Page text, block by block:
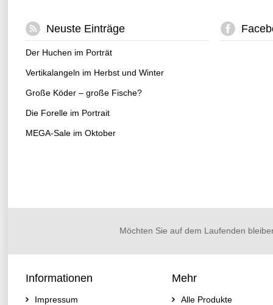
Neuste Einträge
Der Huchen im Porträt
Vertikalangeln im Herbst und Winter
Große Köder – große Fische?
Die Forelle im Portrait
MEGA-Sale im Oktober
Möchten Sie auf dem Laufenden
Informationen
Impressum
Mehr
Alle Produkte